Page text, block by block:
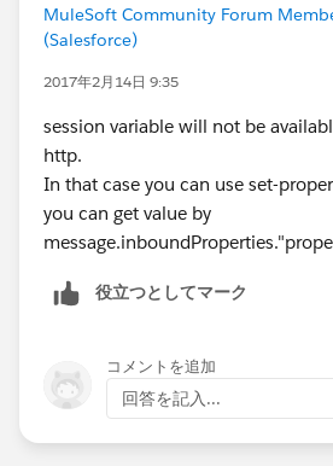
MuleSoft Community Forum
(Salesforce)
2017年2月14日 9:35
session variable will not be
http.
In that case you can use set-
you can get value by
役立つとしてマーク
コメントを追加
回答を記入...